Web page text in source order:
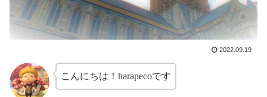
2022.09.19
こんにちは！harapecoです